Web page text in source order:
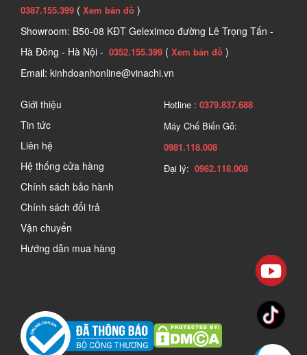
0387.155.399 ( Xem bản đồ )
Showroom: B50-08 KĐT Geleximco đường Lê Trọng Tấn -
Hà Đông - Hà Nội - 0352.155.399 ( Xem bản đồ )
Email: kinhdoanhonline@vinachi.vn
Giới thiệu
Tin tức
Liên hệ
Hệ thống cửa hàng
Chính sách bảo hành
Chính sách đổi trả
Vận chuyển
Hướng dẫn mua hàng
Hotline : 0379.837.688
Máy Chế Biến Gỗ:
0981.118.008
Đại lý: 0962.118.008